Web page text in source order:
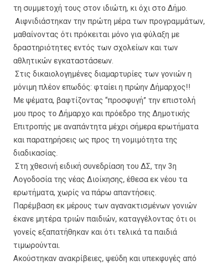
τη συμμετοχή τους στον ιδιώτη, κι όχι στο Δήμο.
Αιφνιδιάστηκαν την πρώτη μέρα των προγραμμάτων,
μαθαίνοντας ότι πρόκειται μόνο για φύλαξη με
δραστηριότητες εντός των σχολείων και των
αθλητικών εγκαταστάσεων.
Στις δικαιολογημένες διαμαρτυρίες των γονιών η
μόνιμη πλέον επωδός: φταίει η πρώην Δήμαρχος!!
Με ψέματα, βαφτίζοντας “προσφυγή” την επιστολή
μου προς το Δήμαρχο και πρόεδρο της Δημοτικής
Επιτροπής με αναπάντητα μέχρι σήμερα ερωτήματα
και παρατηρήσεις ως προς τη νομιμότητα της
διαδικασίας.
Στη χθεσινή ειδική συνεδρίαση του ΔΣ, την 3η
Λογοδοσία της νέας Διοίκησης, έθεσα εκ νέου τα
ερωτήματα, χωρίς να πάρω απαντήσεις.
Παρέμβαση εκ μέρους των αγανακτισμένων γονιών
έκανε μητέρα τριών παιδιών, καταγγέλοντας ότι οι
γονείς εξαπατήθηκαν και ότι τελικά τα παιδιά
τιμωρούνται.
Ακούστηκαν ανακρίβειες, ψεύδη και υπεκφυγές από